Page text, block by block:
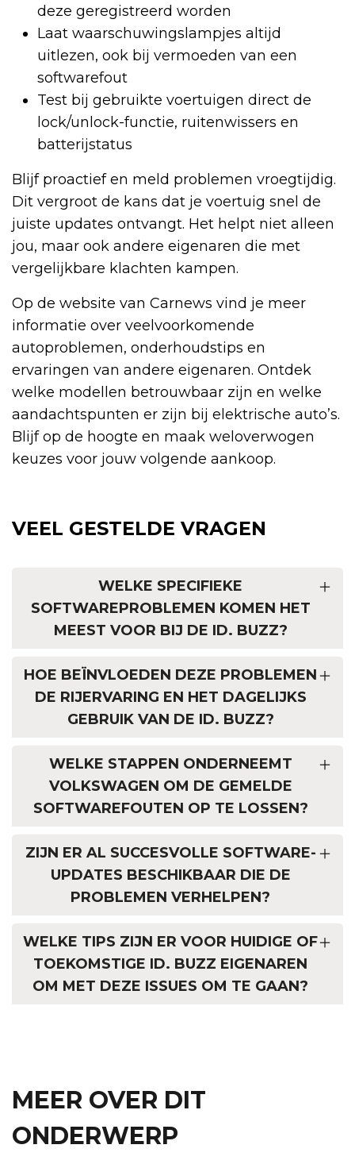
deze geregistreerd worden
Laat waarschuwingslampjes altijd
uitlezen, ook bij vermoeden van een
softwarefout
Test bij gebruikte voertuigen direct de
lock/unlock-functie, ruitenwissers en
batterijstatus
Blijf proactief en meld problemen vroegtijdig.
Dit vergroot de kans dat je voertuig snel de
juiste updates ontvangt. Het helpt niet alleen
jou, maar ook andere eigenaren die met
vergelijkbare klachten kampen.
Op de website van Carnews vind je meer
informatie over veelvoorkomende
autoproblemen, onderhoudstips en
ervaringen van andere eigenaren. Ontdek
welke modellen betrouwbaar zijn en welke
aandachtspunten er zijn bij elektrische auto’s.
Blijf op de hoogte en maak weloverwogen
keuzes voor jouw volgende aankoop.
VEEL GESTELDE VRAGEN
WELKE SPECIFIEKE
SOFTWAREPROBLEMEN KOMEN HET
MEEST VOOR BIJ DE ID. BUZZ?
HOE BEÏNVLOEDEN DEZE PROBLEMEN
DE RIJERVARING EN HET DAGELIJKS
GEBRUIK VAN DE ID. BUZZ?
WELKE STAPPEN ONDERNEEMT
VOLKSWAGEN OM DE GEMELDE
SOFTWAREFOUTEN OP TE LOSSEN?
ZIJN ER AL SUCCESVOLLE SOFTWARE-
UPDATES BESCHIKBAAR DIE DE
PROBLEMEN VERHELPEN?
WELKE TIPS ZIJN ER VOOR HUIDIGE OF
TOEKOMSTIGE ID. BUZZ EIGENAREN
OM MET DEZE ISSUES OM TE GAAN?
MEER OVER DIT
ONDERWERP